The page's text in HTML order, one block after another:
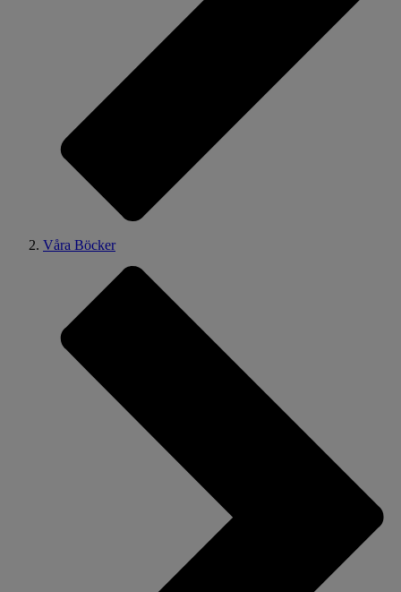
Våra Böcker